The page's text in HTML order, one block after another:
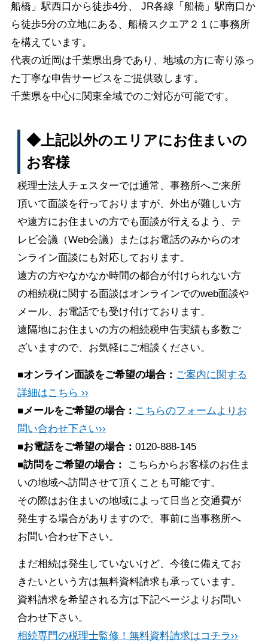
船橋」駅西口から徒歩4分、 JR各線「船橋」駅南口 か
ら徒歩5分の立地にある、船橋スクエア２１に事務所
を構えています。
代表の近岡は千葉県出身であり、地域の方に寄り添っ
た丁寧な申告サービスをご提供致します。
千葉県を中心に関東全域でのご対応が可能です。
◆上記以外のエリアにお住まいの
お客様
税理士法人チェスターでは通常、事務所へご来所
頂いて面談を行っておりますが、外出が難しい方
や遠方にお住まいの方でも面談が行えるよう、テ
レビ会議（Web会議）またはお電話のみからのオ
ンライン面談にも対応しております。
遠方の方やなかなか時間の都合が付けられない方
の相続税に関する面談はオンラインでのweb面談や
メール、お電話でも受け付けております。
遠隔地にお住まいの方の相続税申告実績も多数ご
ざいますので、お気軽にご相談ください。
■オンライン面談をご希望の場合： ご案内に関する
詳細はこちら ››
■メールをご希望の場合： こちらのフォームよりお
問い合わせ下さい››
■お電話をご希望の場合： 0120-888-145
■訪問をご希望の場合：
こちらからお客様のお住ま
いの地域へ訪問させて頂くことも可能です。
その際はお住まいの地域によって日当と交通費が
発生する場合がありますので、事前に当事務所へ
お問い合わせ下さい。
まだ相続は発生していないけど、今後に備えてお
きたいという方は無料資料請求も承っています。
資料請求を希望される方は下記ページよりお問い
合わせ下さい。
相続専門の税理士監修！無料資料請求はコチラ››